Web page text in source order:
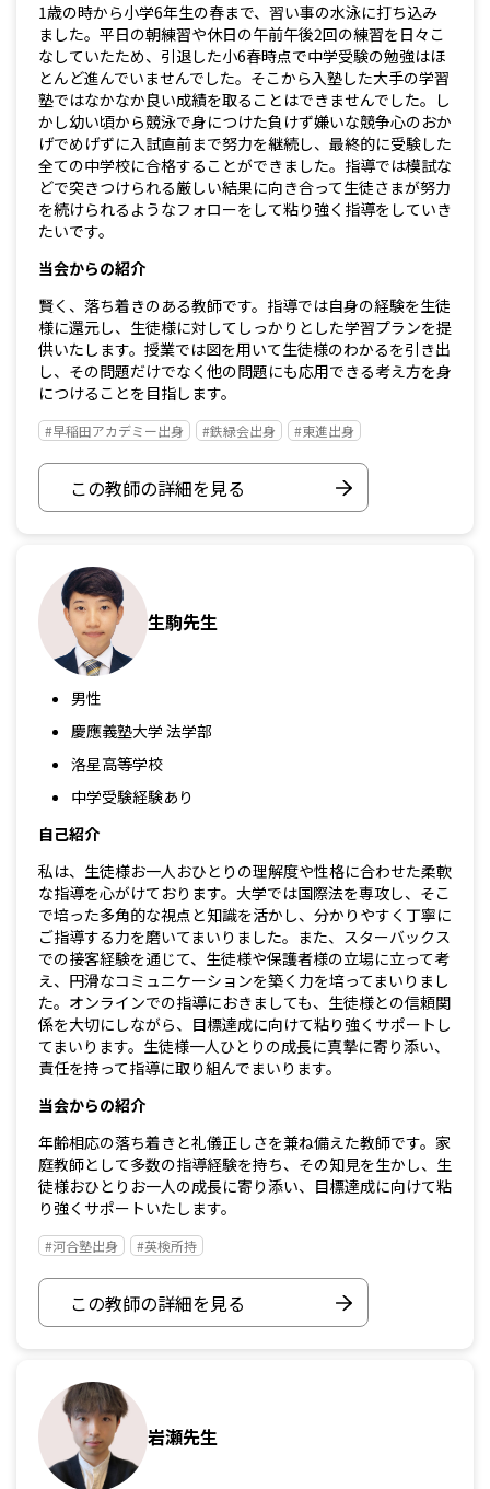
1歳の時から小学6年生の春まで、習い事の水泳に打ち込み
ました。平日の朝練習や休日の午前午後2回の練習を日々こ
なしていたため、引退した小6春時点で中学受験の勉強はほ
とんど進んでいませんでした。そこから入塾した大手の学習
塾ではなかなか良い成績を取ることはできませんでした。し
かし幼い頃から競泳で身につけた負けず嫌いな競争心のおか
げでめげずに入試直前まで努力を継続し、最終的に受験した
全ての中学校に合格することができました。指導では模試な
どで突きつけられる厳しい結果に向き合って生徒さまが努力
を続けられるようなフォローをして粘り強く指導をしていき
たいです。
当会からの紹介
賢く、落ち着きのある教師です。指導では自身の経験を生徒
様に還元し、生徒様に対してしっかりとした学習プランを提
供いたします。授業では図を用いて生徒様のわかるを引き出
し、その問題だけでなく他の問題にも応用できる考え方を身
につけることを目指します。
#早稲田アカデミー出身 #鉄緑会出身 #東進出身
この教師の詳細を見る
生駒先生
男性
慶應義塾大学 法学部
洛星高等学校
中学受験経験あり
自己紹介
私は、生徒様お一人おひとりの理解度や性格に合わせた柔軟
な指導を心がけております。大学では国際法を専攻し、そこ
で培った多角的な視点と知識を活かし、分かりやすく丁寧に
ご指導する力を磨いてまいりました。また、スターバックス
での接客経験を通じて、生徒様や保護者様の立場に立って考
え、円滑なコミュニケーションを築く力を培ってまいりまし
た。オンラインでの指導におきましても、生徒様との信頼関
係を大切にしながら、目標達成に向けて粘り強くサポートし
てまいります。生徒様一人ひとりの成長に真摯に寄り添い、
責任を持って指導に取り組んでまいります。
当会からの紹介
年齢相応の落ち着きと礼儀正しさを兼ね備えた教師です。家
庭教師として多数の指導経験を持ち、その知見を生かし、生
徒様おひとりお一人の成長に寄り添い、目標達成に向けて粘
り強くサポートいたします。
#河合塾出身 #英検所持
この教師の詳細を見る
岩瀬先生